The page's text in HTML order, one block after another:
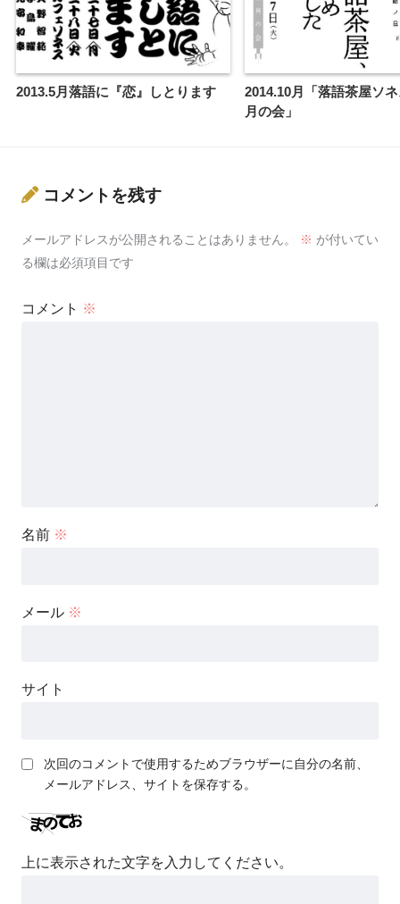
2013.5月落語に『恋』しとります
2014.10月「落語茶屋ソ
月の会」
コメントを残す
メールアドレスが公開されることはありません。 ※ が付いてい
る欄は必須項目です
コメント ※
名前 ※
メール ※
サイト
次回のコメントで使用するためブラウザーに自分の名前、
メールアドレス、サイトを保存する。
上に表示された文字を入力してください。